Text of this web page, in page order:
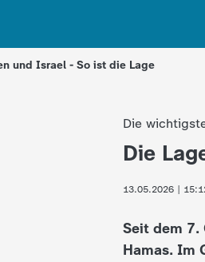
und Israel - So ist die Lage
Die
:Die
13.05.2026 |
Seit dem 7.
Hamas. Im